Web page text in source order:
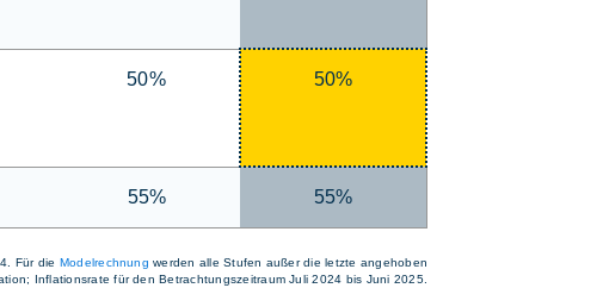
50% 50%
55% 55%
Für die Modelrechnung werden alle Stufen außer die letzte angehoben
Inflationsrate für den Betrachtungszeitraum Juli 2024 bis Juni 2025.